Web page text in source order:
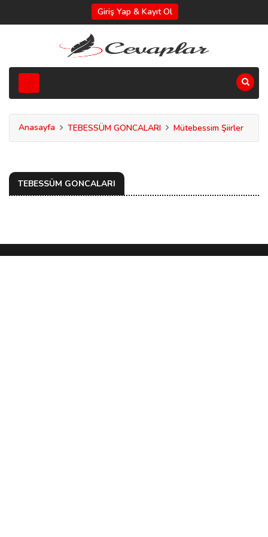
Giriş Yap & Kayıt Ol
Anasayfa TEBESSÜM GONCALARI Mütebessim Şiirler
TEBESSÜM GONCALARI